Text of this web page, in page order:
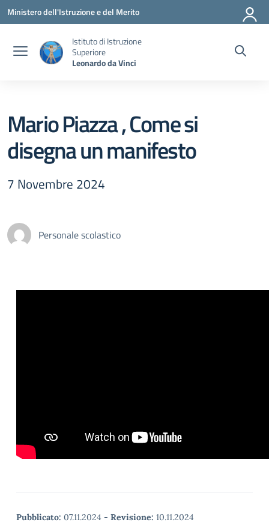
Vai ai contenuti
Vai al menu di navigazione
Vai al footer
Ministero dell'Istruzione e del Merito
Istituto di Istruzione
Superiore
Leonardo da Vinci
Mario Piazza , Come si
disegna un manifesto
7 Novembre 2024
Personale scolastico
Pubblicato: 07.11.2024 - Revisione: 10.11.2024